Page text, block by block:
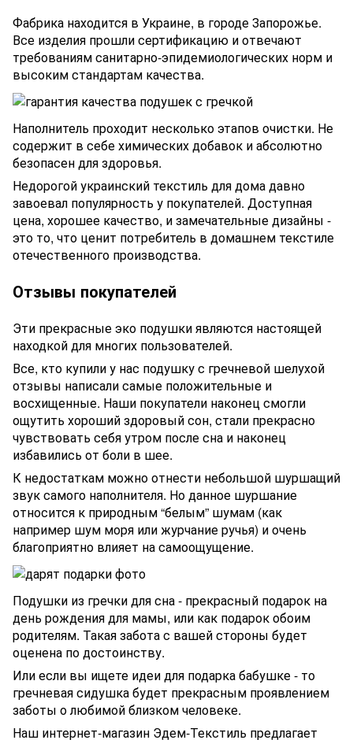
Фабрика находится в Украине, в городе Запорожье.
Все изделия прошли сертификацию и отвечают
требованиям санитарно-эпидемиологических норм и
высоким стандартам качества.
Наполнитель проходит несколько этапов очистки. Не
содержит в себе химических добавок и абсолютно
безопасен для здоровья.
Недорогой украинский текстиль для дома давно
завоевал популярность у покупателей. Доступная
цена, хорошее качество, и замечательные дизайны -
это то, что ценит потребитель в домашнем текстиле
отечественного производства.
Отзывы покупателей
Эти прекрасные эко подушки являются настоящей
находкой для многих пользователей.
Все, кто купили у нас подушку с гречневой шелухой
отзывы написали самые положительные и
восхищенные. Наши покупатели наконец смогли
ощутить хороший здоровый сон, стали прекрасно
чувствовать себя утром после сна и наконец
избавились от боли в шее.
К недостаткам можно отнести небольшой шуршащий
звук самого наполнителя. Но данное шуршание
относится к природным “белым” шумам (как
например шум моря или журчание ручья) и очень
благоприятно влияет на самоощущение.
Подушки из гречки для сна - прекрасный подарок на
день рождения для мамы, или как подарок обоим
родителям. Такая забота с вашей стороны будет
оценена по достоинству.
Или если вы ищете идеи для подарка бабушке - то
гречневая сидушка будет прекрасным проявлением
заботы о любимой близком человеке.
Наш интернет-магазин Эдем-Текстиль предлагает